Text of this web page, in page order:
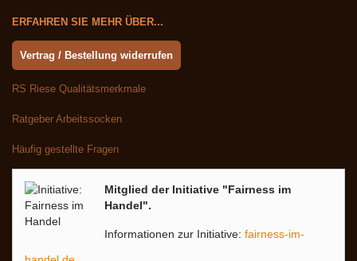
ERFAHREN SIE MEHR ÜBER...
Vertrag / Bestellung widerrufen
RS Riese Qualitätsmerkmale
Ratgeber Arbeitssocken
Häufig gestellte Fragen
Mitglied der Initiative "Fairness im
Handel".
Informationen zur Initiative: fairness-im-